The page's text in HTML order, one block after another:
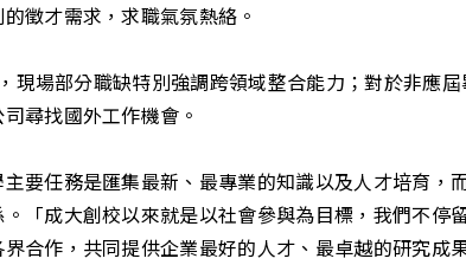
徵才需求，求職氣氛熱絡。
場部分職缺特別強調跨領域整合能力；對於非應
尋找國外工作機會。
要任務是匯集最新、最專業的知識以及人才培育，
「成大創校以來就是以社會參與為目標，我們不停
合作，共同提供企業最好的人才、最卓越的研究成